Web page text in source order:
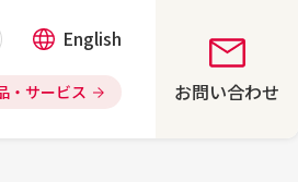
English
・サービス お問い合わせ